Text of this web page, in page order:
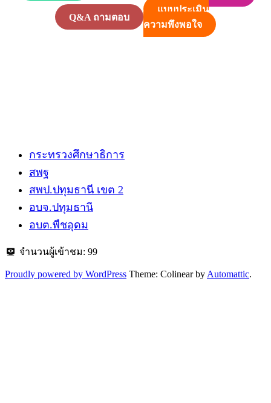
Q&A ถามตอบ
แบบประเมิน
ความพึงพอใจ
กระทรวงศึกษาธิการ
สพฐ
สพป.ปทุมธานี​ เขต 2
อบจ.ปทุมธานี
อบต.พืชอุดม
จำนวนผู้เข้าชม: 99
Proudly powered by WordPress Theme: Colinear by Automattic.